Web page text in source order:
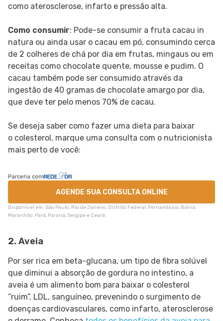
como aterosclerose, infarto e pressão alta.
Como consumir: Pode-se consumir a fruta cacau in
natura ou ainda usar o cacau em pó, consumindo cerca
de 2 colheres de chá por dia em frutas, mingaus ou em
receitas como chocolate quente, mousse e pudim. O
cacau também pode ser consumido através da
ingestão de 40 gramas de chocolate amargo por dia,
que deve ter pelo menos 70% de cacau.
Se deseja saber como fazer uma dieta para baixar
o colesterol, marque uma consulta com o nutricionista
mais perto de você:
Parceria com
AGENDE SUA CONSULTA ONLINE
Disponível em: São Paulo, Rio de Janeiro, Distrito Federal, Pernambuco, Bahia,
Maranhão, Pará, Paraná, Sergipe e Ceará.
2. Aveia
Por ser rica em beta-glucana, um tipo de fibra solúvel
que diminui a absorção de gordura no intestino, a
aveia é um alimento bom para baixar o colesterol
“ruim”, LDL, sanguíneo, prevenindo o surgimento de
doenças cardiovasculares, como infarto, aterosclerose